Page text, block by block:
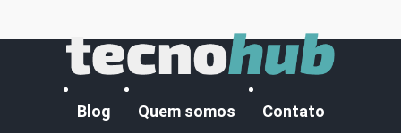
Blog Quem somos Contato